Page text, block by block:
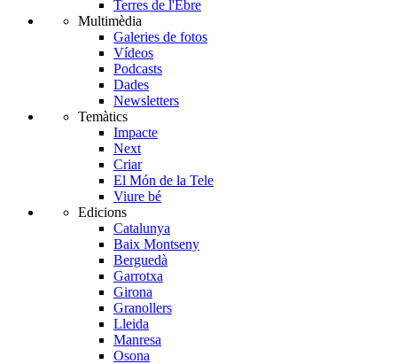
Terres de l'Ebre
Multimèdia
Galeries de fotos
Vídeos
Podcasts
Dades
Newsletters
Temàtics
Impacte
Next
Criar
El Món de la Tele
Viure bé
Edicions
Catalunya
Baix Montseny
Berguedà
Garrotxa
Girona
Granollers
Lleida
Manresa
Osona